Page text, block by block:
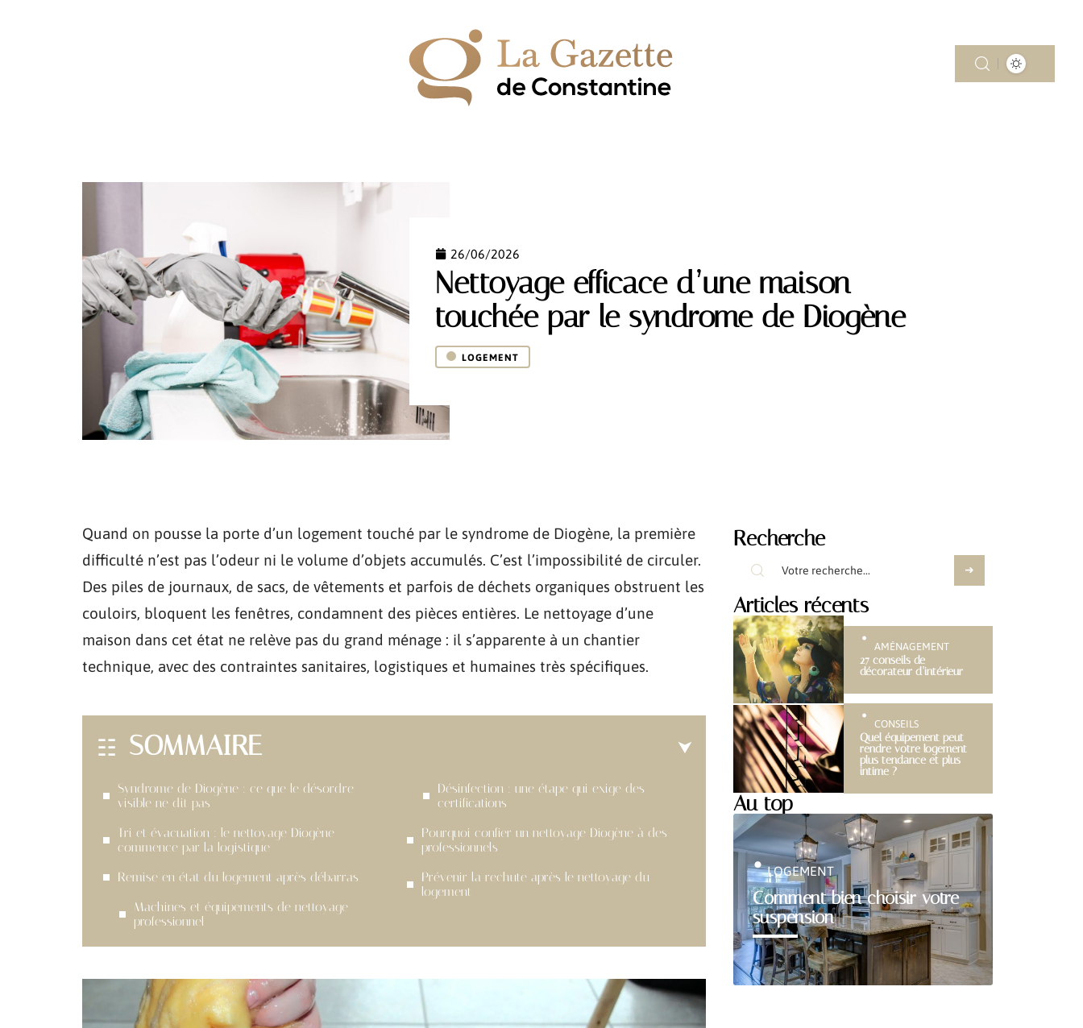
26/06/2026
Nettoyage efficace d’une maison
touchée par le syndrome de Diogène
LOGEMENT
Quand on pousse la porte d’un logement touché par le syndrome de Diogène, la première
difficulté n’est pas l’odeur ni le volume d’objets accumulés. C’est l’impossibilité de circuler.
Des piles de journaux, de sacs, de vêtements et parfois de déchets organiques obstruent les
couloirs, bloquent les fenêtres, condamnent des pièces entières. Le nettoyage d’une
maison dans cet état ne relève pas du grand ménage : il s’apparente à un chantier
technique, avec des contraintes sanitaires, logistiques et humaines très spécifiques.
SOMMAIRE
Syndrome de Diogène : ce que le désordre
visible ne dit pas
Tri et évacuation : le nettoyage Diogène
commence par la logistique
Remise en état du logement après débarras
Machines et équipements de nettoyage
professionnel
Désinfection : une étape qui exige des
certifications
Pourquoi confier un nettoyage Diogène à des
professionnels
Prévenir la rechute après le nettoyage du
logement
Recherche
Articles récents
AMÉNAGEMENT
27 conseils de
décorateur d’intérieur
CONSEILS
Quel équipement peut
rendre votre logement
plus tendance et plus
intime ?
Au top
Comment bien choisir votre
suspension
LOGEMENT